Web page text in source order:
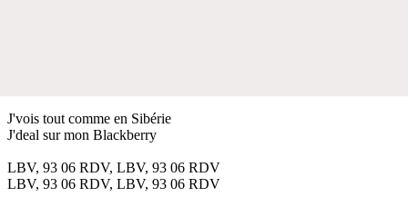
J'vois tout comme en Sibérie
J'deal sur mon Blackberry
LBV, 93 06 RDV, LBV, 93 06 RDV
LBV, 93 06 RDV, LBV, 93 06 RDV